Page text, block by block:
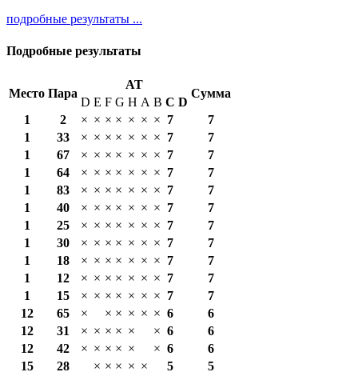
подробные результаты ...
Подробные результаты
Место Пара
AT
Сумма
D E F G H A B С D
1
2 × × × × × × × 7
7
1
33 × × × × × × × 7
7
1
67 × × × × × × × 7
7
1
64 × × × × × × × 7
7
1
83 × × × × × × × 7
7
1
40 × × × × × × × 7
7
1
25 × × × × × × × 7
7
1
30 × × × × × × × 7
7
1
18 × × × × × × × 7
7
1
12 × × × × × × × 7
7
1
15 × × × × × × × 7
7
12
65 × × × × × × 6
6
12
31 × × × × × × 6
6
12
42 × × × × × × 6
6
15
28 × × × × × 5 5